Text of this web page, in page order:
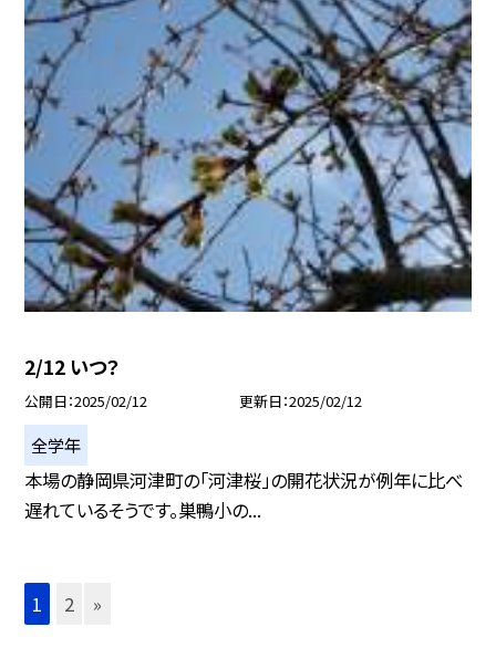
2/12 いつ？
公開日 2025/02/12 更新日 2025/02/12
全学年
本場の静岡県河津町の「河津桜」の開花状況が例年に比べ
遅れているそうです。巣鴨小の...
1 2 »